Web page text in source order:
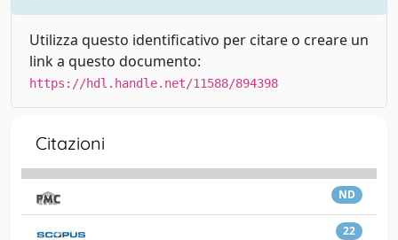
Utilizza questo identificativo per citare o creare un
link a questo documento:
https://hdl.handle.net/11588/894398
Citazioni
ND
22